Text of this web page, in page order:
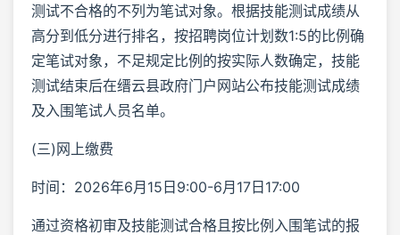
测试不合格的不列为笔试对象。根据技能测试成绩从
高分到低分进行排名，按招聘岗位计划数1:5的比例确
定笔试对象，不足规定比例的按实际人数确定，技能
测试结束后在缙云县政府门户网站公布技能测试成绩
及入围笔试人员名单。
(三)网上缴费
时间：2026年6月15日9:00-6月17日17:00
通过资格初审及技能测试合格且按比例入围笔试的报